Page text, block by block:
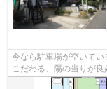
今なら駐車場が空いて
こだわる、陽の当りが
すいアパートです(#^^#)